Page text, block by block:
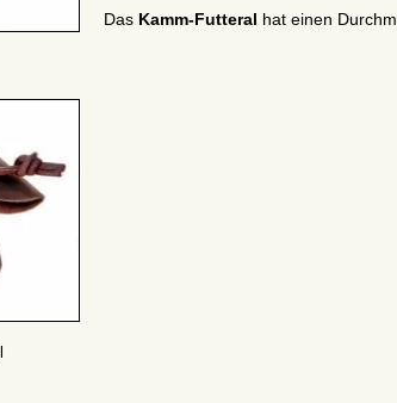
Das Kamm-Futteral hat einen